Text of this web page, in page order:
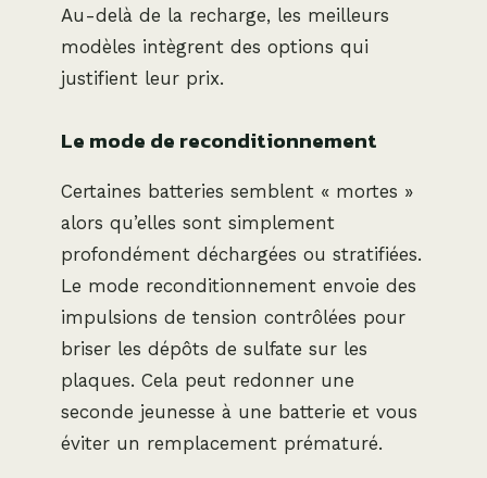
Au-delà de la recharge, les meilleurs
modèles intègrent des options qui
justifient leur prix.
Le mode de reconditionnement
Certaines batteries semblent « mortes »
alors qu’elles sont simplement
profondément déchargées ou stratifiées.
Le mode reconditionnement envoie des
impulsions de tension contrôlées pour
briser les dépôts de sulfate sur les
plaques. Cela peut redonner une
seconde jeunesse à une batterie et vous
éviter un remplacement prématuré.